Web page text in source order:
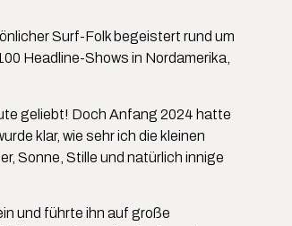
Surf-Folk begeistert rund um
Headline-Shows in Nordamerika,
geliebt! Doch Anfang 2024 hatte
klar, wie sehr ich die kleinen
Sonne, Stille und natürlich innige
und führte ihn auf große